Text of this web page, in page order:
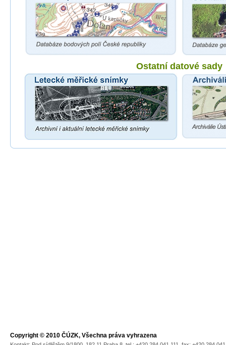
Ostatní datové sady
Copyright © 2010 ČÚZK, Všechna práva vyhrazena